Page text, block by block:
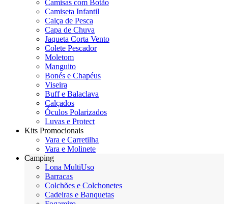
Camisas com Botão
Camiseta Infantil
Calça de Pesca
Capa de Chuva
Jaqueta Corta Vento
Colete Pescador
Moletom
Manguito
Bonés e Chapéus
Viseira
Buff e Balaclava
Calçados
Óculos Polarizados
Luvas e Protect
Kits Promocionais
Vara e Carretilha
Vara e Molinete
Camping
Lona MultiUso
Barracas
Colchões e Colchonetes
Cadeiras e Banquetas